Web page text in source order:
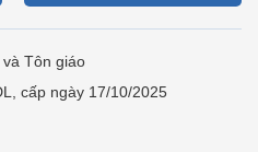
Tôn giáo
cấp ngày 17/10/2025